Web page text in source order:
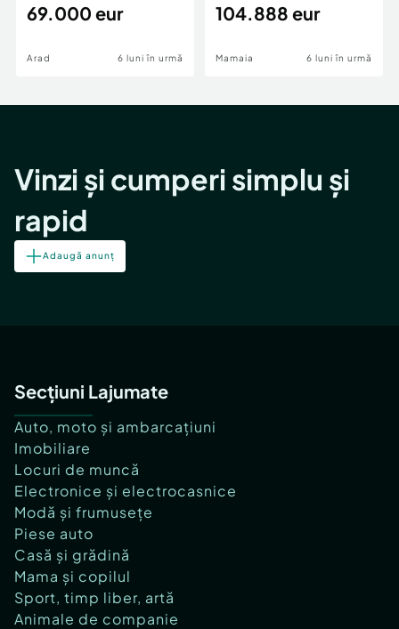
69.000 eur
Arad 6 luni în urmă
cheie,langa Mega
104.888 eur
Mamaia 6 luni în urmă
Vinzi și cumperi simplu și
rapid
Adaugă anunț
Secțiuni Lajumate
Auto, moto și ambarcațiuni
Imobiliare
Locuri de muncă
Electronice și electrocasnice
Modă și frumusețe
Piese auto
Casă și grădină
Mama și copilul
Sport, timp liber, artă
Animale de companie